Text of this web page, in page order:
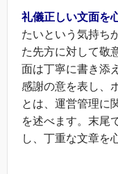
礼儀正しい文面を
たいという気持ち
た先方に対して敬
面は丁寧に書き添
感謝の意を表し、
とは、運営管理に
を述べます。末尾
し、丁重な文章を